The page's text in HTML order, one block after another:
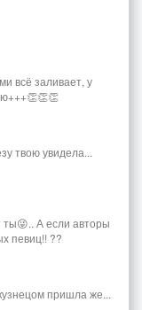
всё заливает, у
твою увидела...
ты😜.. А если авторы
певиц!! ??
пришла же...